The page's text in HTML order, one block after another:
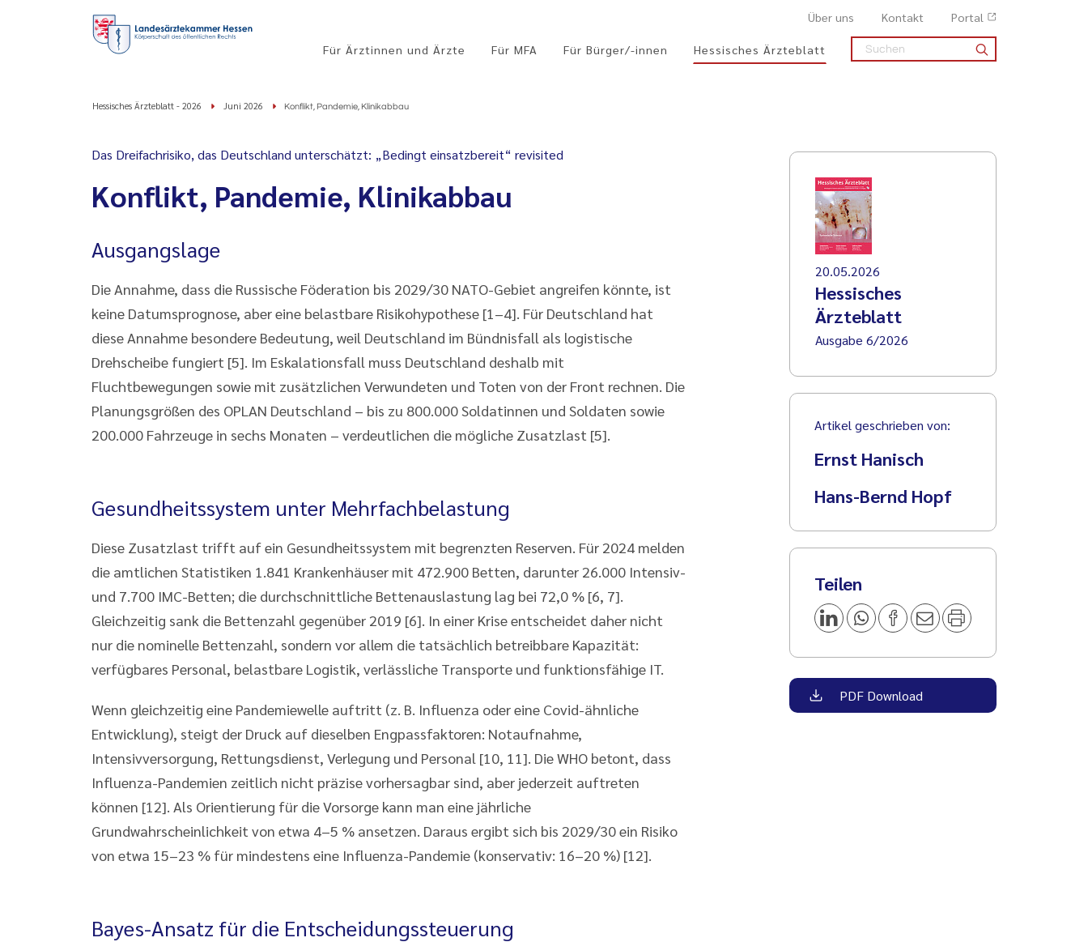
Über uns Kontakt Portal
Für Ärztinnen und Ärzte Für MFA Für Bürger/-innen Hessisches Ärzteblatt
Hessisches Ärzteblatt - 2026 Juni 2026 Konflikt, Pandemie, Klinikabbau
Das Dreifachrisiko, das Deutschland unterschätzt: „Bedingt einsatzbereit“ revisited
Konflikt, Pandemie, Klinikabbau
Ausgangslage
Die Annahme, dass die Russische Föderation bis 2029/30 NATO-Gebiet angreifen könnte, ist
keine Datumsprognose, aber eine belastbare Risikohypothese [1–4]. Für Deutschland hat
diese Annahme besondere Bedeutung, weil Deutschland im Bündnisfall als logistische
Drehscheibe fungiert [5]. Im Eskalationsfall muss Deutschland deshalb mit
Fluchtbewegungen sowie mit zusätzlichen Verwundeten und Toten von der Front rechnen. Die
Planungsgrößen des OPLAN Deutschland – bis zu 800.000 Soldatinnen und Soldaten sowie
200.000 Fahrzeuge in sechs Monaten – verdeutlichen die mögliche Zusatzlast [5].
Gesundheitssystem unter Mehrfachbelastung
Diese Zusatzlast trifft auf ein Gesundheitssystem mit begrenzten Reserven. Für 2024 melden
die amtlichen Statistiken 1.841 Krankenhäuser mit 472.900 Betten, darunter 26.000 Intensiv-
und 7.700 IMC-Betten; die durchschnittliche Bettenauslastung lag bei 72,0 % [6, 7].
Gleichzeitig sank die Bettenzahl gegenüber 2019 [6]. In einer Krise entscheidet daher nicht
nur die nominelle Bettenzahl, sondern vor allem die tatsächlich betreibbare Kapazität:
verfügbares Personal, belastbare Logistik, verlässliche Transporte und funktionsfähige IT.
Wenn gleichzeitig eine Pandemiewelle auftritt (z. B. Influenza oder eine Covid-ähnliche
Entwicklung), steigt der Druck auf dieselben Engpassfaktoren: Notaufnahme,
Intensivversorgung, Rettungsdienst, Verlegung und Personal [10, 11]. Die WHO betont, dass
Influenza-Pandemien zeitlich nicht präzise vorhersagbar sind, aber jederzeit auftreten
können [12]. Als Orientierung für die Vorsorge kann man eine jährliche
Grundwahrscheinlichkeit von etwa 4–5 % ansetzen. Daraus ergibt sich bis 2029/30 ein Risiko
von etwa 15–23 % für mindestens eine Influenza-Pandemie (konservativ: 16–20 %) [12].
Bayes-Ansatz für die Entscheidungssteuerung
20.05.2026
Hessisches
Ärzteblatt
Ausgabe 6/2026
Artikel geschrieben von:
Ernst Hanisch
Hans-Bernd Hopf
Teilen
PDF Download